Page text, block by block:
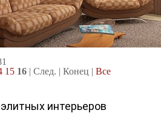
15 16 | След. | Конец | Все
интерьеров